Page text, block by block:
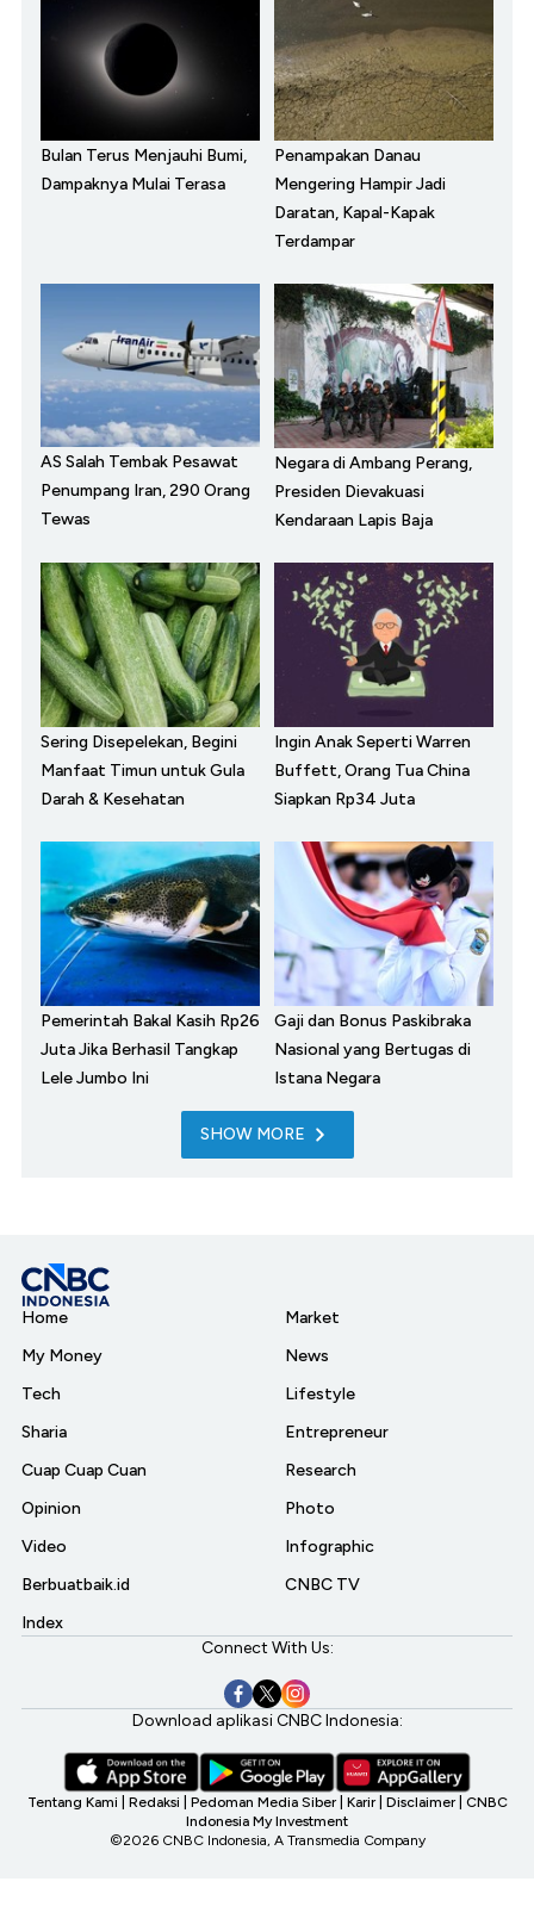
Bulan Terus Menjauhi Bumi,
Dampaknya Mulai Terasa
Penampakan Danau
Mengering Hampir Jadi
Daratan, Kapal-Kapak
Terdampar
AS Salah Tembak Pesawat
Penumpang Iran, 290 Orang
Tewas
Negara di Ambang Perang,
Presiden Dievakuasi
Kendaraan Lapis Baja
Sering Disepelekan, Begini
Manfaat Timun untuk Gula
Darah & Kesehatan
Ingin Anak Seperti Warren
Buffett, Orang Tua China
Siapkan Rp34 Juta
Pemerintah Bakal Kasih Rp26
Juta Jika Berhasil Tangkap
Lele Jumbo Ini
Gaji dan Bonus Paskibraka
Nasional yang Bertugas di
Istana Negara
SHOW MORE
Home
My Money
Tech
Sharia
Cuap Cuap Cuan
Opinion
Video
Berbuatbaik.id
Index
Market
News
Lifestyle
Entrepreneur
Research
Photo
Infographic
CNBC TV
Connect With Us:
Download aplikasi CNBC Indonesia:
Tentang Kami Redaksi Pedoman Media Siber Karir Disclaimer CNBC
Indonesia My Investment
©2026 CNBC Indonesia, A Transmedia Company